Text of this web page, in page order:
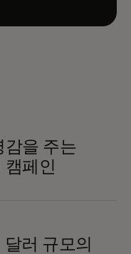
감을 주는
캠페인
러 규모의